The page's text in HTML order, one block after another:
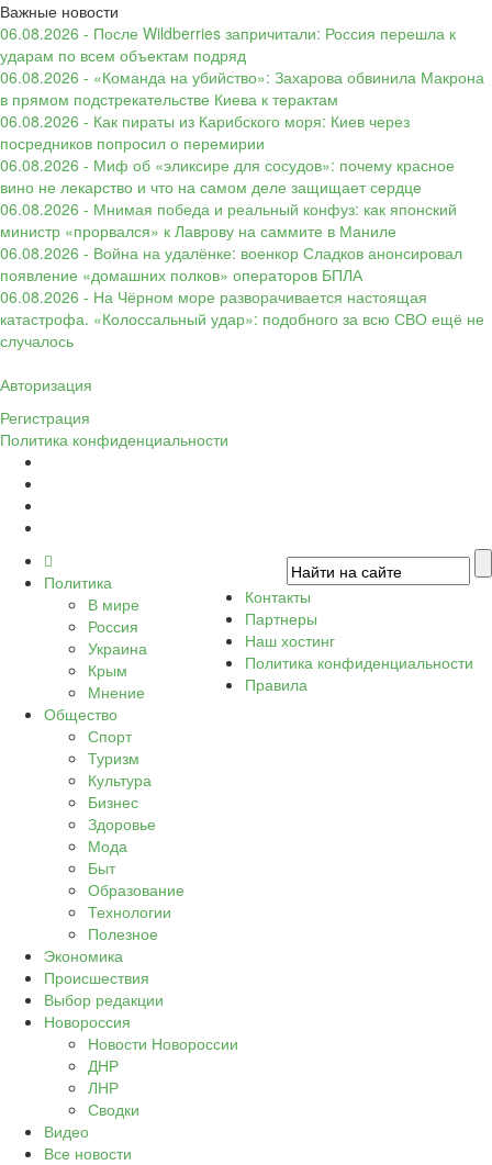
Важные новости
06.08.2026 - После Wildberries запричитали: Россия перешла к
ударам по всем объектам подряд
06.08.2026 - «Команда на убийство»: Захарова обвинила Макрона
в прямом подстрекательстве Киева к терактам
06.08.2026 - Как пираты из Карибского моря: Киев через
посредников попросил о перемирии
06.08.2026 - Миф об «эликсире для сосудов»: почему красное
вино не лекарство и что на самом деле защищает сердце
06.08.2026 - Мнимая победа и реальный конфуз: как японский
министр «прорвался» к Лаврову на саммите в Маниле
06.08.2026 - Война на удалёнке: военкор Сладков анонсировал
появление «домашних полков» операторов БПЛА
06.08.2026 - На Чёрном море разворачивается настоящая
катастрофа. «Колоссальный удар»: подобного за всю СВО ещё не
случалось
Авторизация
Регистрация
Политика конфиденциальности
Политика
В мире
Россия
Украина
Крым
Мнение
Общество
Спорт
Туризм
Культура
Бизнес
Здоровье
Мода
Быт
Образование
Технологии
Полезное
Экономика
Происшествия
Выбор редакции
Новороссия
Новости Новороссии
ДНР
ЛНР
Сводки
Видео
Все новости
Контакты
Партнеры
Наш хостинг
Политика конфиденциальности
Правила